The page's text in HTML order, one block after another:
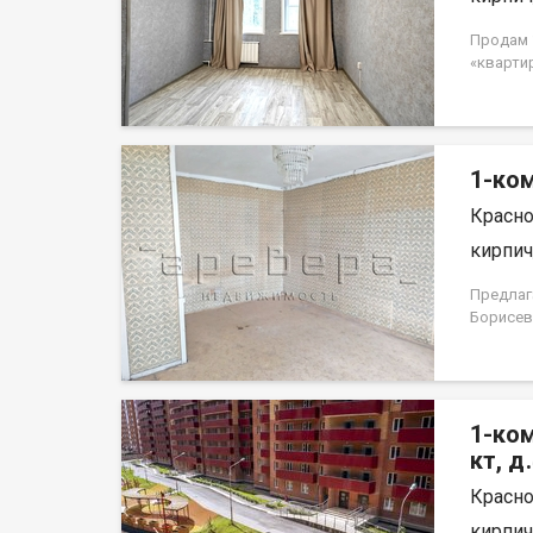
Продам
1-
светлая
по
дома, в
1-
кт,